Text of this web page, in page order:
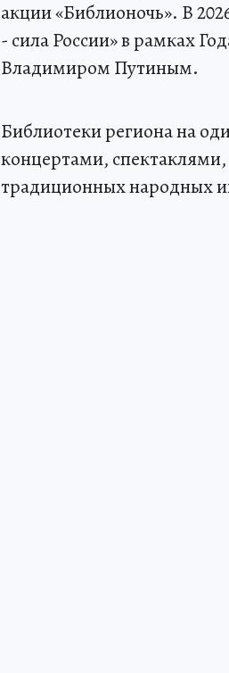
акции «Библионочь». В
- сила России» в рамках
Владимиром Путиным.
Библиотеки региона на
концертами,
традиционных народных